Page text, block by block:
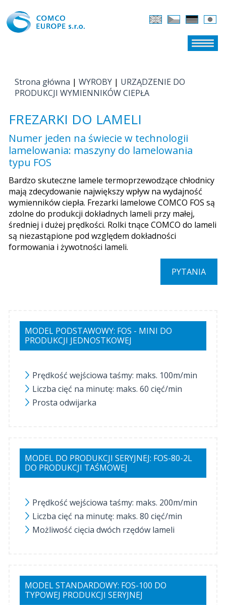
JESTEŚ TUTAJ
Strona główna | WYROBY| URZĄDZENIE DO
PRODUKCJI WYMIENNIKÓW CIEPŁA
FREZARKI DO LAMELI
Numer jeden na świecie w technologii
lamelowania: maszyny do lamelowania
typu FOS
Bardzo skuteczne lamele termoprzewodzące chłodnicy
mają zdecydowanie największy wpływ na wydajność
wymienników ciepła. Frezarki lamelowe COMCO FOS są
zdolne do produkcji dokładnych lameli przy małej,
średniej i dużej prędkości. Rolki tnące COMCO do lameli
są niezastąpione pod względem dokładności
formowania i żywotności lameli.
PYTANIA
MODEL PODSTAWOWY: FOS - MINI DO
PRODUKCJI JEDNOSTKOWEJ
Prędkość wejściowa taśmy: maks. 100m/min
Liczba cięć na minutę: maks. 60 cięć/min
Prosta odwijarka
MODEL DO PRODUKCJI SERYJNEJ: FOS-80-2L
DO PRODUKCJI TAŚMOWEJ
Prędkość wejściowa taśmy: maks. 200m/min
Liczba cięć na minutę: maks. 80 cięć/min
Możliwość cięcia dwóch rzędów lameli
MODEL STANDARDOWY: FOS-100 DO
TYPOWEJ PRODUKCJI SERYJNEJ